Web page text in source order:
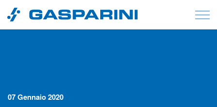
Vai al contenuto
07 Gennaio 2020